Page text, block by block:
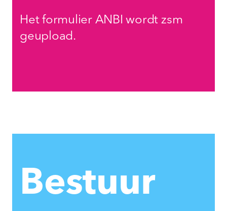
Het formulier ANBI wordt zsm
geupload.
Bestuur